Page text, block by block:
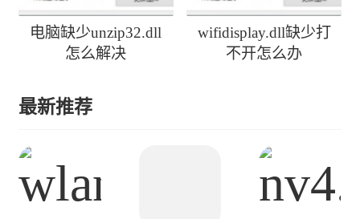
电脑缺少unzip32.dll
怎么解决
wifidisplay.dll缺少打
不开怎么办
最新推荐